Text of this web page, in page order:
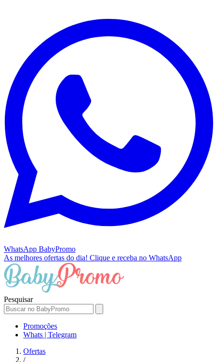
WhatsApp BabyPromo
As melhores ofertas do dia! Clique e receba no WhatsApp
Pesquisar
Promoções
Whats | Telegram
Ofertas
/